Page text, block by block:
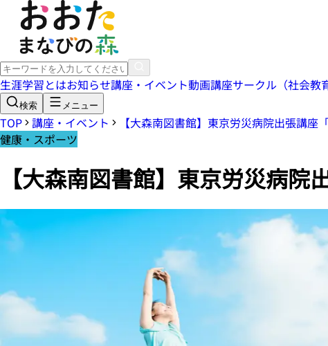
生涯学習とはお知らせ講座・イベント動画講座サークル（社会教
検索 メニュー
TOP 講座・イベント
【大森南図書館】東京労災病院出張講
健康・スポーツ
【大森南図書館】東京労災病